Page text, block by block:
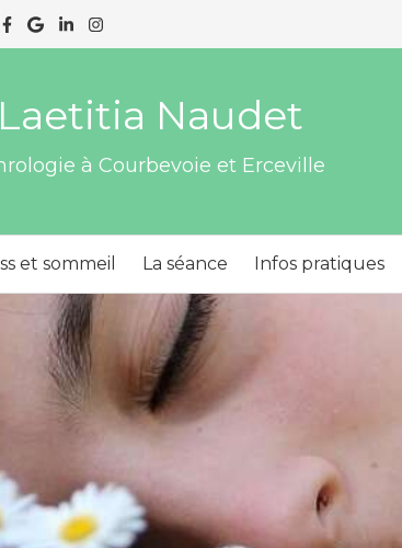
Laetitia Naudet
à Courbevoie et Erceville
et sommeil La séance Infos pratiques